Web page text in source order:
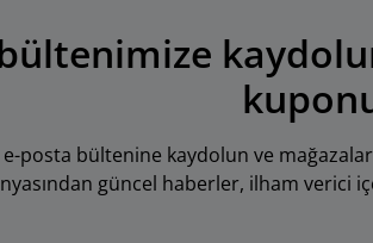
e-posta bültenine kaydolun ve
güncel haberler, ilham verici